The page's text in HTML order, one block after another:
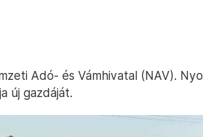
Adó- és Vámhivatal (NAV).
új gazdáját.